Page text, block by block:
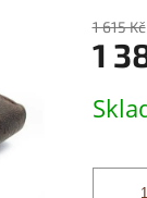
1 615 Kč
1
cena: